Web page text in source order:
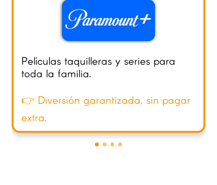
Películas taquilleras y series para
toda la familia.
👉 Diversión garantizada, sin pagar
extra.